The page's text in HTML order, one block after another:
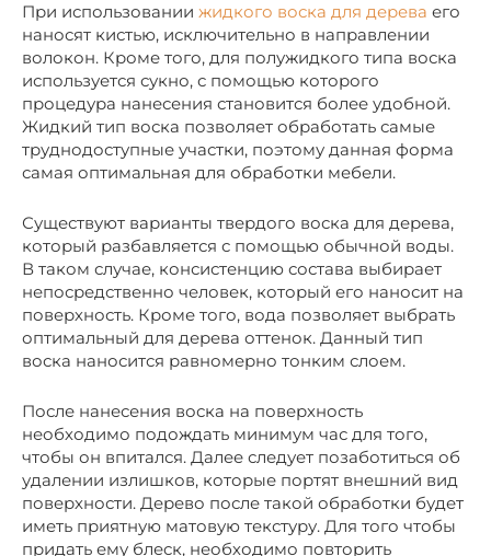
При использовании жидкого воска для дерева его
наносят кистью, исключительно в направлении
волокон. Кроме того, для полужидкого типа воска
используется сукно, с помощью которого
процедура нанесения становится более удобной.
Жидкий тип воска позволяет обработать самые
труднодоступные участки, поэтому данная форма
самая оптимальная для обработки мебели.
Существуют варианты твердого воска для дерева,
который разбавляется с помощью обычной воды.
В таком случае, консистенцию состава выбирает
непосредственно человек, который его наносит на
поверхность. Кроме того, вода позволяет выбрать
оптимальный для дерева оттенок. Данный тип
воска наносится равномерно тонким слоем.
После нанесения воска на поверхность
необходимо подождать минимум час для того,
чтобы он впитался. Далее следует позаботиться об
удалении излишков, которые портят внешний вид
поверхности. Дерево после такой обработки будет
иметь приятную матовую текстуру. Для того чтобы
придать ему блеск, необходимо повторить